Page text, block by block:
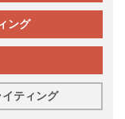
ング
ティング